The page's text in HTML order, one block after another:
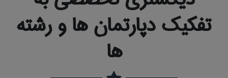
تفکیک دپارتمان ها و رشته
ها